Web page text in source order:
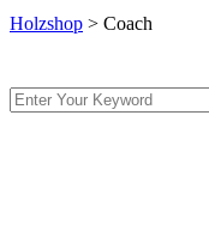
Holzshop > Coach